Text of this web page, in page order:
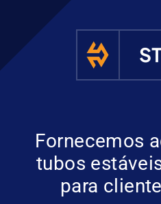
Fornecemos
tubos
para